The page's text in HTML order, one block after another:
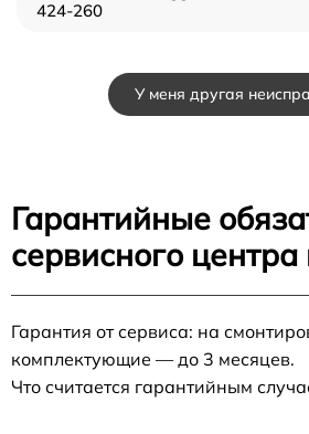
424-260
У меня другая
Гарантийные
сервисного центра
Гарантия от сервиса: на
комплектующие — до 3 месяцев.
Что считается гарантийным